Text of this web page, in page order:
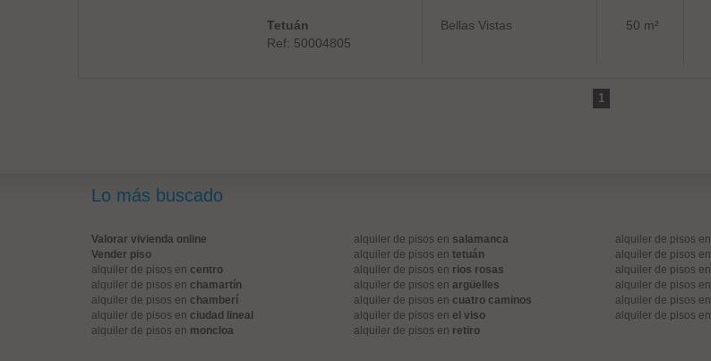
Tetuán
Ref: 50004805
Bellas Vistas 50 m²
1
Lo más buscado
Valorar vivienda online
Vender piso
alquiler de pisos en centro
alquiler de pisos en chamartín
alquiler de pisos en chamberí
alquiler de pisos en ciudad lineal
alquiler de pisos en moncloa
alquiler de pisos en salamanca
alquiler de pisos en tetuán
alquiler de pisos en rios rosas
alquiler de pisos en argüelles
alquiler de pisos en cuatro caminos
alquiler de pisos en el viso
alquiler de pisos en retiro
alquiler de pisos en
alquiler de pisos en
alquiler de pisos en
alquiler de pisos en
alquiler de pisos en
alquiler de pisos en